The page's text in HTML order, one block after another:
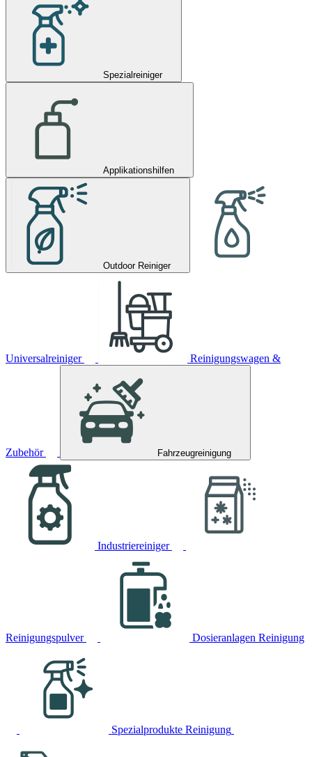
Spezialreiniger
Applikationshilfen
Outdoor Reiniger
Universalreiniger Reinigungswagen &
Zubehör Fahrzeugreinigung
Industriereiniger
Reinigungspulver Dosieranlagen Reinigung
Spezialprodukte Reinigung